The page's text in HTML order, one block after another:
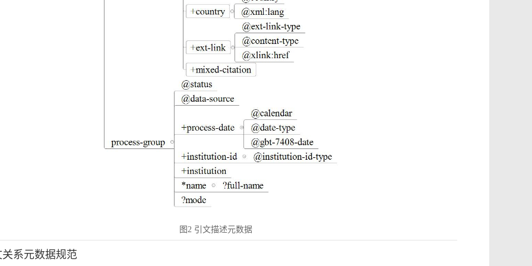
图2 引文描述元数据
关系元数据规范